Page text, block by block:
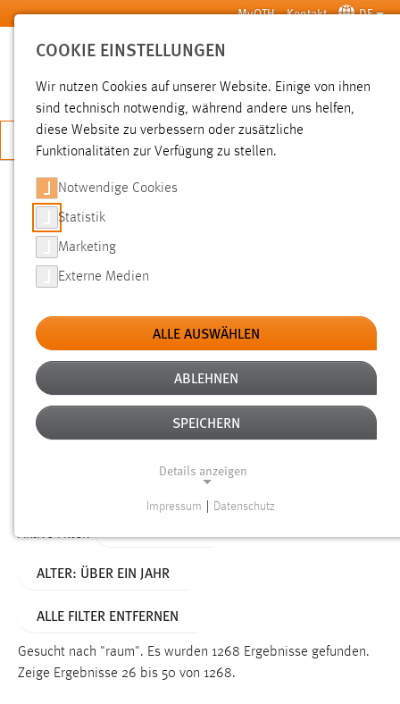
Zum Hauptinhalt springen MyOTH Kontakt DE
SUCHE
JETZT BEWERBEN
SUCHE
FILTER
Typ
Erstellungsdatum
Alter
Aktive Filter:
ALTER: ÜBER EIN JAHR
ALLE FILTER ENTFERNEN
Gesucht nach "raum". Es wurden 1268 Ergebnisse gefunden.
Zeige Ergebnisse 26 bis 50 von 1268.
COOKIE EINSTELLUNGEN
Wir nutzen Cookies auf unserer Website. Einige von ihnen
sind technisch notwendig, während andere uns helfen,
diese Website zu verbessern oder zusätzliche
Funktionalitäten zur Verfügung zu stellen.
Notwendige Cookies
Statistik
Marketing
Externe Medien
ALLE AUSWÄHLEN
ABLEHNEN
SPEICHERN
Details anzeigen
Funktionen und sind für die einwandfreie Funktion der
Name:
Impressum Datenschutz